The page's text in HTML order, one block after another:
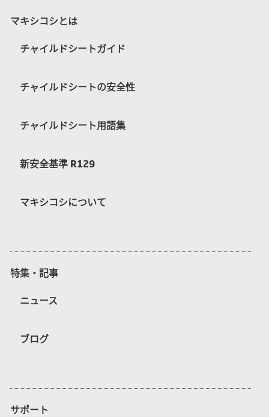
マキシコシとは
チャイルドシートガイド
チャイルドシートの安全性
チャイルドシート用語集
新安全基準 R129
マキシコシについて
特集・記事
ニュース
ブログ
サポート